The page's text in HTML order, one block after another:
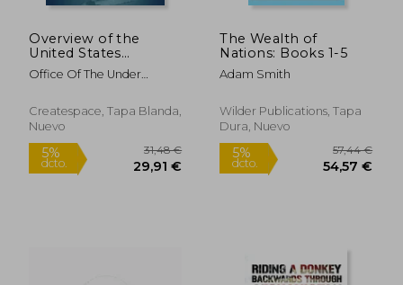
5% 5%
Overview of the
United States
Department of
Defense Fiscal Year
(en Inglés)
Office Of The Under
Createspace, Tapa Blanda,
Nuevo
The Wealth of
Nations: Books 1-5
Adam Smith
Wilder Publications, Tapa
Dura, Nuevo